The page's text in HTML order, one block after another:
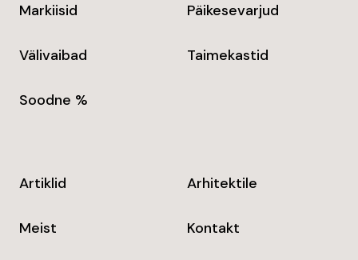
Markiisid Päikesevarjud
Välivaibad Taimekastid
Soodne %
Artiklid Arhitektile
Meist Kontakt